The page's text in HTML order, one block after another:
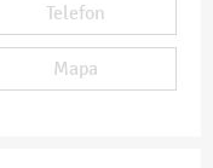
Telefon
Mapa